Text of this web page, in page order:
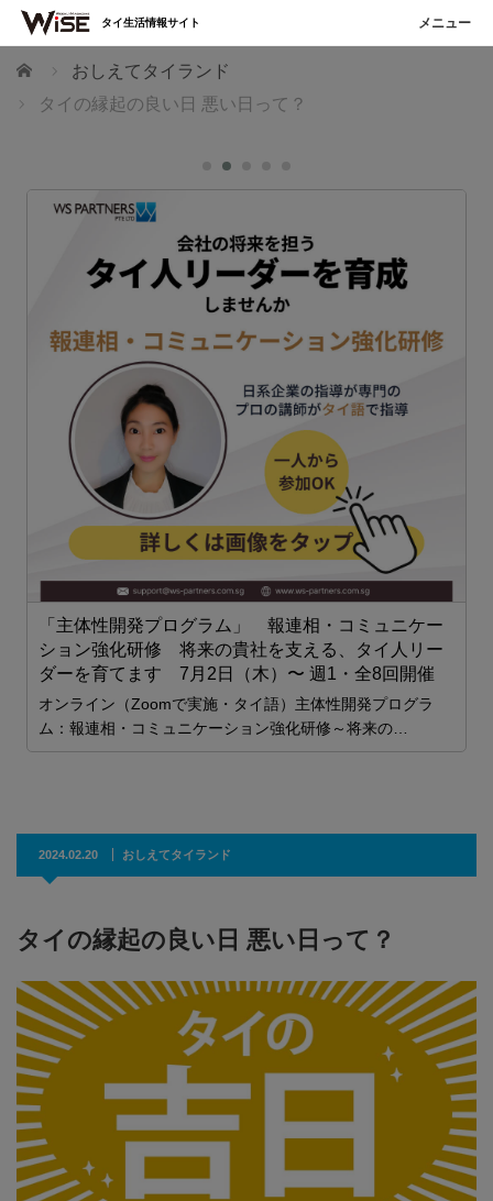
ホーム
おしえてタイランド
タイの縁起の良い日 悪い日って？
「主体性開発プログラム」 報連相・コミュニケー
ション強化研修 将来の貴社を支える、タイ人リー
ダーを育てます 7月2日（木）〜 週1・全8回開催
オンライン（Zoomで実施・タイ語）主体性開発プログラ
ム：報連相・コミュニケーション強化研修～将来の…
2024.02.20 おしえてタイランド
タイの縁起の良い日 悪い日って？
タイ生活情報サイト